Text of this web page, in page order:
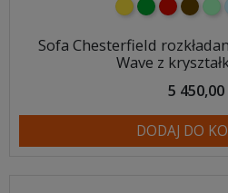
żółtyzielonyczerwony
Sofa Chesterfield
Wave z
5 450,00
DODAJ DO